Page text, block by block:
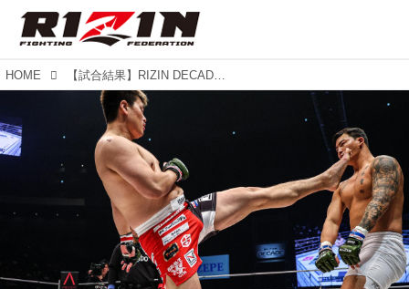
HOME 【試合結果】RIZIN DECADE「Yogibo presents RIZIN.49」第6試合／上田幹雄 vs. キム・テイン